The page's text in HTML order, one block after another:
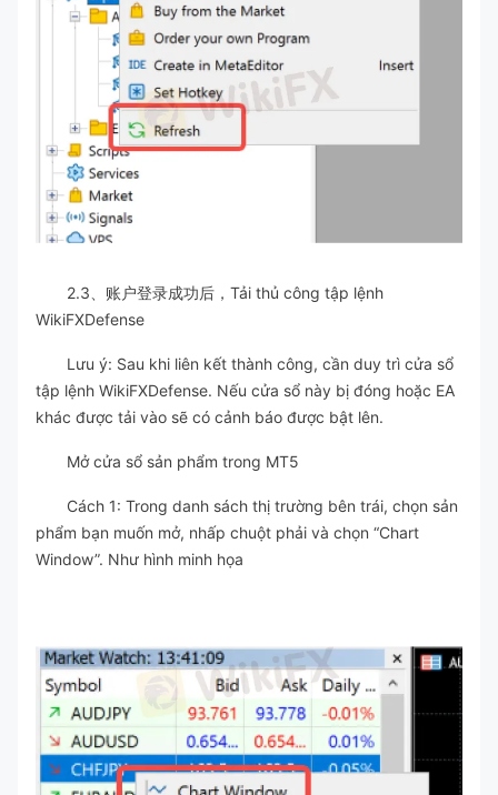
2.3、账户登录成功后，Tải thủ công tập lệnh
WikiFXDefense
Lưu ý: Sau khi liên kết thành công, cần duy trì cửa sổ
tập lệnh WikiFXDefense. Nếu cửa sổ này bị đóng hoặc EA
khác được tải vào sẽ có cảnh báo được bật lên.
Mở cửa sổ sản phẩm trong MT5
Cách 1: Trong danh sách thị trường bên trái, chọn sản
phẩm bạn muốn mở, nhấp chuột phải và chọn “Chart
Window”. Như hình minh họa